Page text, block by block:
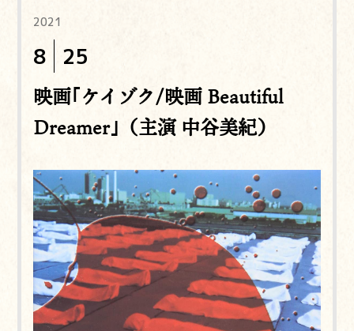
2021
8 25
映画｢ケイゾク/映画 Beautiful
Dreamer｣（主演 中谷美紀）